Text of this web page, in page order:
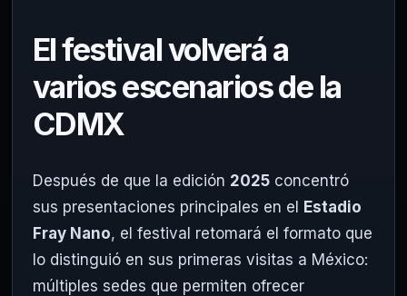
El festival volverá a
varios escenarios de la
CDMX
Después de que la edición 2025 concentró
sus presentaciones principales en el Estadio
Fray Nano, el festival retomará el formato que
lo distinguió en sus primeras visitas a México:
múltiples sedes que permiten ofrecer